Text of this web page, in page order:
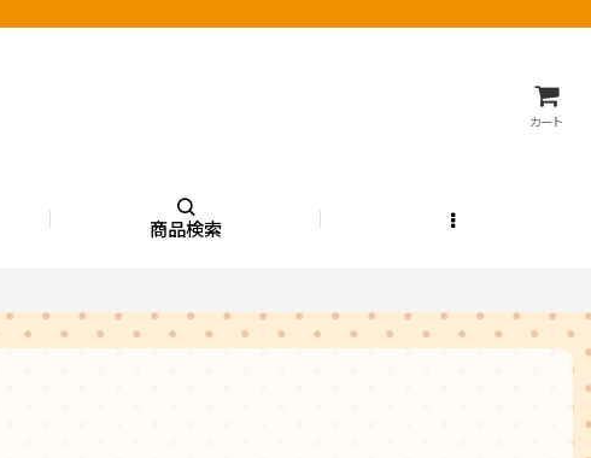
カート
商品検索